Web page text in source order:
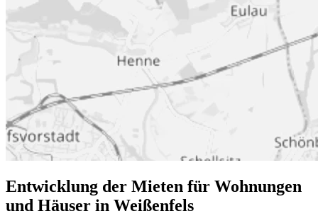
Entwicklung der Mieten für Wohnungen
und Häuser in Weißenfels